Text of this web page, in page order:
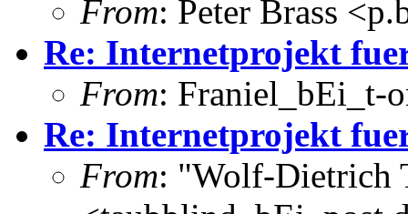
From: Peter Brass
Re: Internetprojekt
From: Franiel_bEi_t-
Re: Internetprojekt
From: "Wolf-Dietrich